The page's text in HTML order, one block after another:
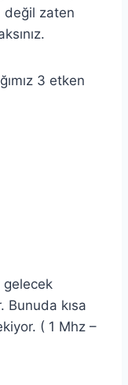
değil zaten
3 etken
kısa
( 1 Mhz –